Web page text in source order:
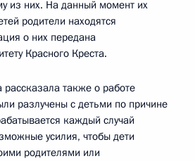
из них. На данный момент их
родители находятся
о них передана
Красного Креста.
также о работе
разлучены с детьми по причине
каждый случай
усилия, чтобы дети
родителями или